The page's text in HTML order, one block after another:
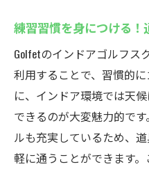
練習習慣を身につける！
Golfetのインドアゴルフス
利用することで、習慣的
に、インドア環境では天
できるのが大変魅力的で
ルも充実しているため、
軽に通うことができます